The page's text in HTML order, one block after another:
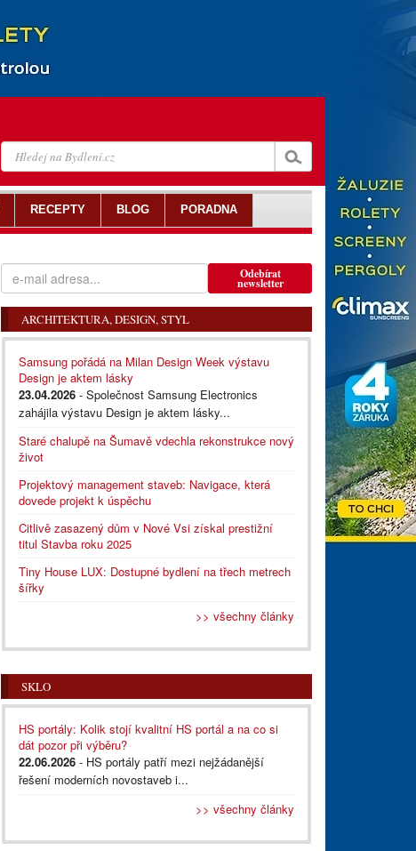
Odebírat
newsletter
ARCHITEKTURA, DESIGN, STYL
Samsung pořádá na Milan Design Week výstavu
Design je aktem lásky
23.04.2026 - Společnost Samsung Electronics
zahájila výstavu Design je aktem lásky...
Staré chalupě na Šumavě vdechla rekonstrukce nový
život
Projektový management staveb: Navigace, která
dovede projekt k úspěchu
Citlivě zasazený dům v Nové Vsi získal prestižní
titul Stavba roku 2025
Tiny House LUX: Dostupné bydlení na třech metrech
šířky
>> všechny články
SKLO
HS portály: Kolik stojí kvalitní HS portál a na co si
dát pozor při výběru?
22.06.2026 - HS portály patří mezi nejžádanější
řešení moderních novostaveb i...
>> všechny články
RECEPTY BLOG PORADNA